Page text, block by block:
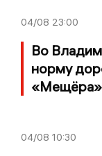
04/08 23:00
Во
норму
«Мещёра»
04/08 10:30